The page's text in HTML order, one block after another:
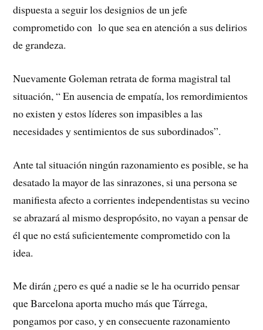
dispuesta a seguir los designios de un jefe
comprometido con lo que sea en atención a sus delirios
de grandeza.
Nuevamente Goleman retrata de forma magistral tal
situación, “ En ausencia de empatía, los remordimientos
no existen y estos líderes son impasibles a las
necesidades y sentimientos de sus subordinados”.
Ante tal situación ningún razonamiento es posible, se ha
desatado la mayor de las sinrazones, si una persona se
manifiesta afecto a corrientes independentistas su vecino
se abrazará al mismo despropósito, no vayan a pensar de
él que no está suficientemente comprometido con la
idea.
Me dirán ¿pero es qué a nadie se le ha ocurrido pensar
que Barcelona aporta mucho más que Tárrega,
pongamos por caso, y en consecuente razonamiento